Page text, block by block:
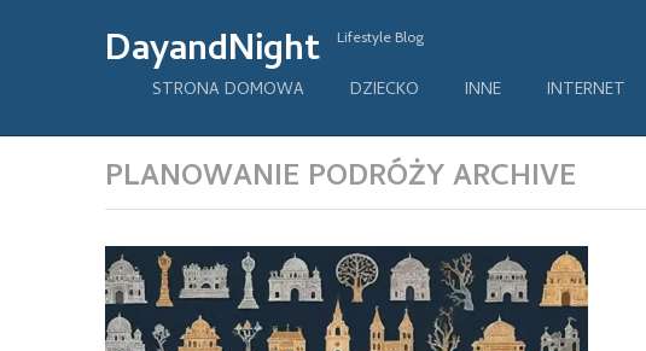
DayandNight Lifestyle Blog
STRONA DOMOWA DZIECKO INNE INTERNET
PLANOWANIE PODRÓŻY ARCHIVE